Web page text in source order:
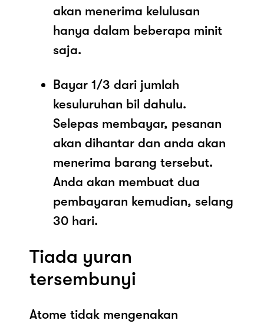
akan menerima kelulusan
hanya dalam beberapa minit
saja.
Bayar 1/3 dari jumlah
kesuluruhan bil dahulu.
Selepas membayar, pesanan
akan dihantar dan anda akan
menerima barang tersebut.
Anda akan membuat dua
pembayaran kemudian, selang
30 hari.
Tiada yuran
tersembunyi
Atome tidak mengenakan